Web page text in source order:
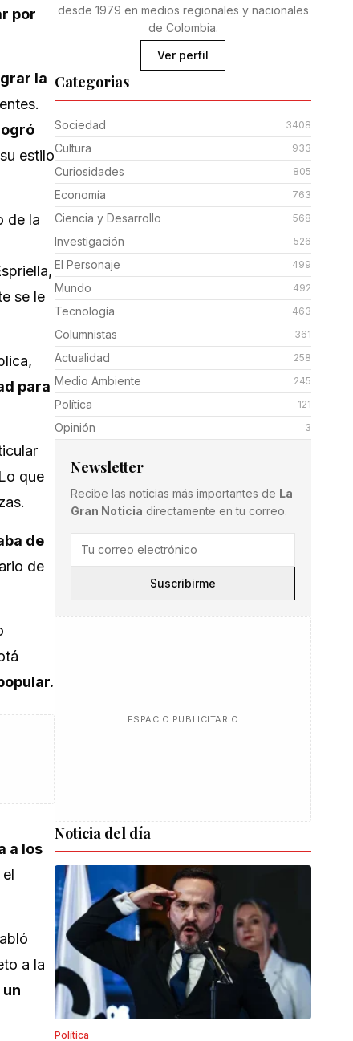
por
la
estilo
de la
se le
para
que
de
de
a los
a la
desde 1979 en medios regionales y nacionales
de Colombia.
Ver perfil
Categorias
Sociedad 3408
Cultura 933
Curiosidades 805
Economía 763
Ciencia y Desarrollo 568
Investigación 526
El Personaje 499
Mundo 492
Tecnología 463
Columnistas 361
Actualidad 258
Medio Ambiente 245
Política 121
Opinión 3
Newsletter
Recibe las noticias más importantes de La
Gran Noticia directamente en tu correo.
Suscribirme
ESPACIO PUBLICITARIO
Noticia del día
Política